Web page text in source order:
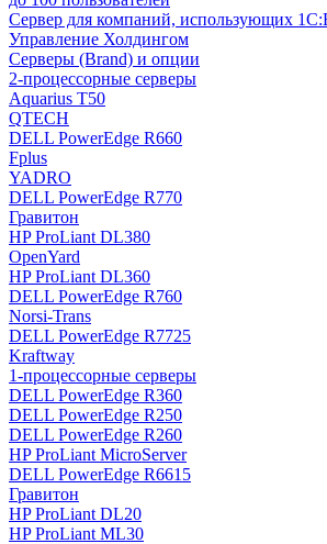
Сервер для компаний, использующих
Управление Холдингом
Серверы (Brand) и опции
2-процессорные серверы
Aquarius T50
QTECH
DELL PowerEdge R660
Fplus
YADRO
DELL PowerEdge R770
Гравитон
HP ProLiant DL380
OpenYard
HP ProLiant DL360
DELL PowerEdge R760
Norsi-Trans
DELL PowerEdge R7725
Kraftway
1-процессорные серверы
DELL PowerEdge R360
DELL PowerEdge R250
DELL PowerEdge R260
HP ProLiant MicroServer
DELL PowerEdge R6615
Гравитон
HP ProLiant DL20
HP ProLiant ML30